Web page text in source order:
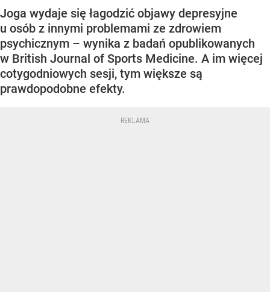
Joga wydaje się łagodzić objawy depresyjne
u osób z innymi problemami ze zdrowiem
psychicznym – wynika z badań opublikowanych
w British Journal of Sports Medicine. A im więcej
cotygodniowych sesji, tym większe są
prawdopodobne efekty.